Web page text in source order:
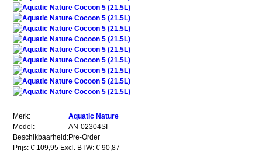
Aquatic
Nature
Cocoon
Merk:
Aquatic Nature
Model:
AN-02304SI
Beschikbaarheid:Pre-Order
Prijs: € 109,95 Excl. BTW: € 90,87